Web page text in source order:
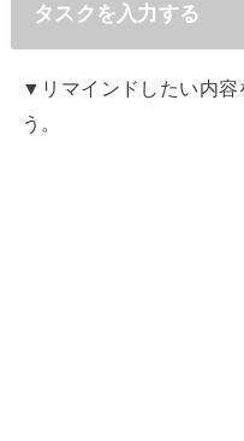
タスクを入力する
▼リマインドしたい内容
う。